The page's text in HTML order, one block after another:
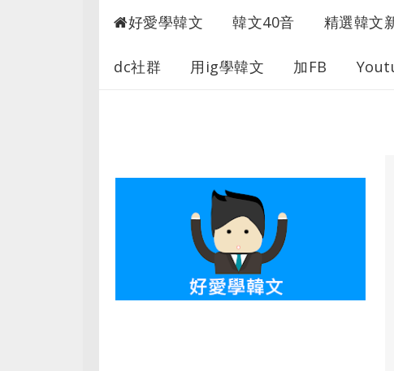
好愛學韓文 韓文40音 精選韓文
dc社群 用ig學韓文 加FB